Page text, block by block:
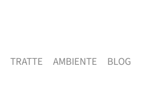
TRATTE AMBIENTE BLOG